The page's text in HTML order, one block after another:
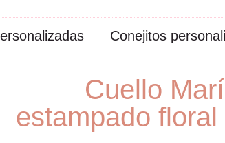
Conejitos
Cuello
estampado